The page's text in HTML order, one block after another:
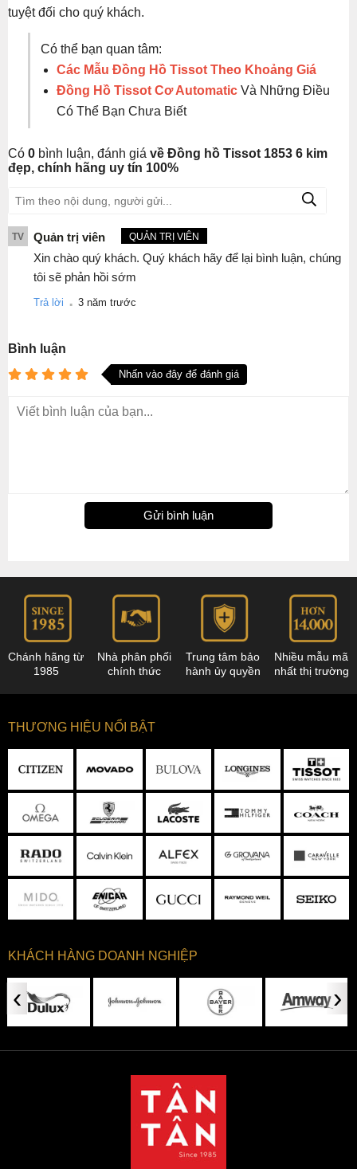
tuyệt đối cho quý khách.
Có thể bạn quan tâm:
Các Mẫu Đồng Hồ Tissot Theo Khoảng Giá
Đồng Hồ Tissot Cơ Automatic Và Những Điều
Có Thể Bạn Chưa Biết
Có 0 bình luận, đánh giá về Đồng hồ Tissot 1853 6 kim
đẹp, chính hãng uy tín 100%
TV Quản trị viên QUẢN TRỊ VIÊN
Xin chào quý khách. Quý khách hãy để lại bình luận, chúng
tôi sẽ phản hồi sớm
Trả lời . 3 năm trước
Bình luận
Nhấn vào đây để đánh giá
Gửi bình luận
Chánh hãng từ
1985
Nhà phân phối
chính thức
Trung tâm bảo
hành ủy quyền
Nhiều mẫu mã
nhất thị trường
THƯƠNG HIỆU NỔI BẬT
KHÁCH HÀNG DOANH NGHIỆP
‹ ›